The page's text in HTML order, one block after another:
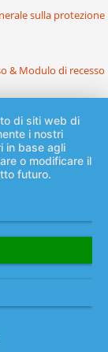
sulla protezione
& Modulo di recesso
di siti web di
i nostri
in base agli
o modificare il
futuro.